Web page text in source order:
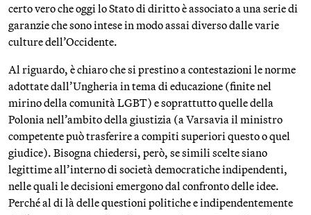
certo vero che oggi lo Stato di diritto è associato a una serie di
garanzie che sono intese in modo assai diverso dalle varie
culture dell’Occidente.
Al riguardo, è chiaro che si prestino a contestazioni le norme
adottate dall’Ungheria in tema di educazione (finite nel
mirino della comunità LGBT) e soprattutto quelle della
Polonia nell’ambito della giustizia (a Varsavia il ministro
competente può trasferire a compiti superiori questo o quel
giudice). Bisogna chiedersi, però, se simili scelte siano
legittime all’interno di società democratiche indipendenti,
nelle quali le decisioni emergono dal confronto delle idee.
Perché al di là delle questioni politiche e indipendentemente